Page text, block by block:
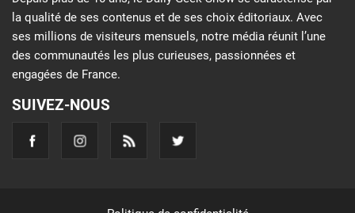
la qualité de ses contenus et de ses choix éditoriaux. Avec
ses millions de visiteurs mensuels, notre média réunit l’une
des communautés les plus curieuses, passionnées et
engagées de France.
SUIVEZ-NOUS